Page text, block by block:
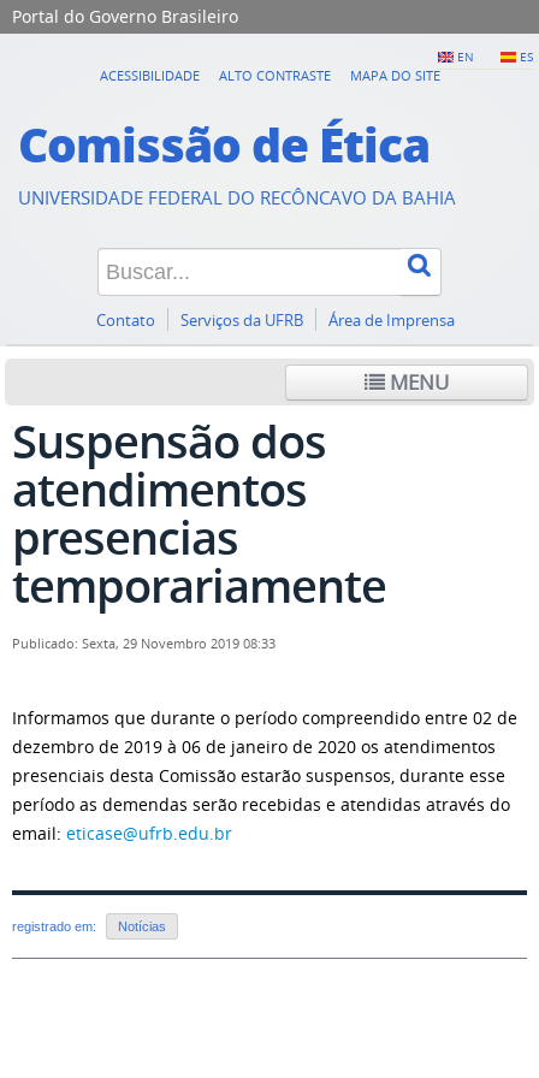
Portal do Governo Brasileiro
EN ES
ACESSIBILIDADE ALTO CONTRASTE MAPA DO SITE
Comissão de Ética
UNIVERSIDADE FEDERAL DO RECÔNCAVO DA BAHIA
Contato Serviços da UFRB Área de Imprensa
MENU
Suspensão dos
atendimentos
presencias
temporariamente
Publicado: Sexta, 29 Novembro 2019 08:33
Informamos que durante o período compreendido entre 02 de
dezembro de 2019 à 06 de janeiro de 2020 os atendimentos
presenciais desta Comissão estarão suspensos, durante esse
período as demendas serão recebidas e atendidas através do
email: eticase@ufrb.edu.br
registrado em: Notícias